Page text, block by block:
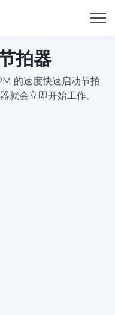
拍器
的速度快速启动节拍
就会立即开始工作。